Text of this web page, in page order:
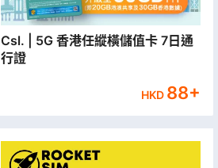
Csl. | 5G 香港任縱橫儲值卡 7日通
行證
HKD 88+